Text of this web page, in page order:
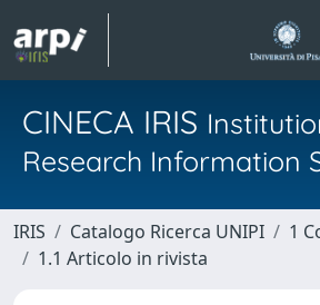
CINECA IRIS
Research Information
IRIS Catalogo Ricerca UNIPI
1
1.1 Articolo in rivista